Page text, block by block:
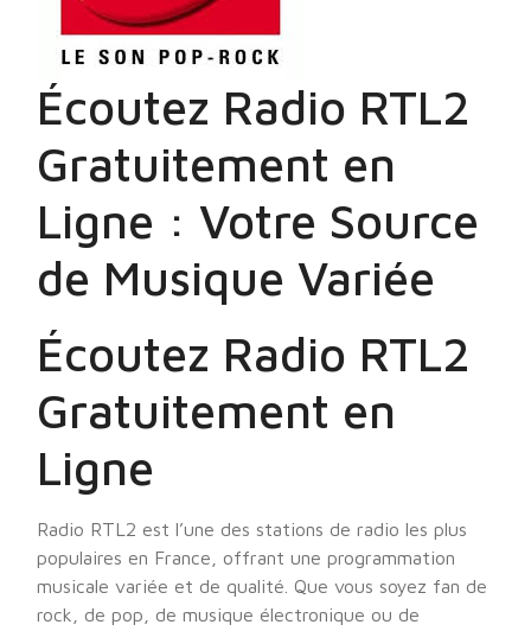
Écoutez Radio RTL2
Gratuitement en
Ligne : Votre Source
de Musique Variée
Écoutez Radio RTL2
Gratuitement en
Ligne
Radio RTL2 est l’une des stations de radio les plus
populaires en France, offrant une programmation
musicale variée et de qualité. Que vous soyez fan de
rock, de pop, de musique électronique ou de